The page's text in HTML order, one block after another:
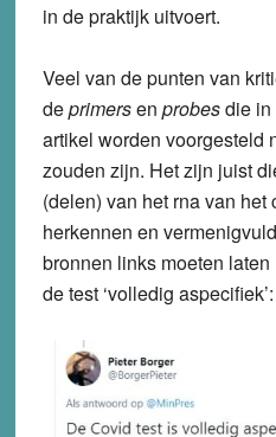
in de praktijk uitvoert.
Veel van de punten van
deprimersen probesdie in
artikel worden voorgesteld
zouden zijn. Het zijn juist
(delen) van het rna van het
herkennen en
bronnen links moeten
de test ‘volledig aspecifiek’: